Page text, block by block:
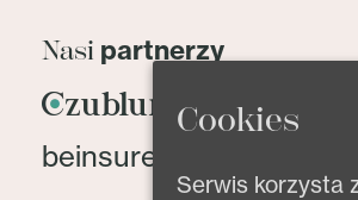
Nasi partnerzy
beinsured@beinsured.pl
Cookies
Serwis korzysta